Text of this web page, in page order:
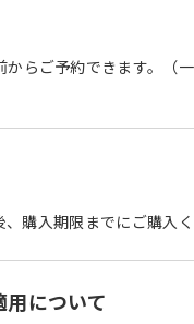
からご予約できます。（
購入期限までにご購入く
用について